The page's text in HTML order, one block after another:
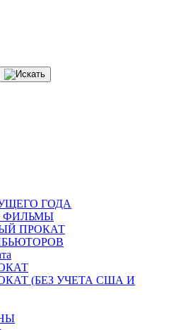
ГОДА
ФИЛЬМЫ
ПРОКАТ
(БЕЗ УЧЕТА США И